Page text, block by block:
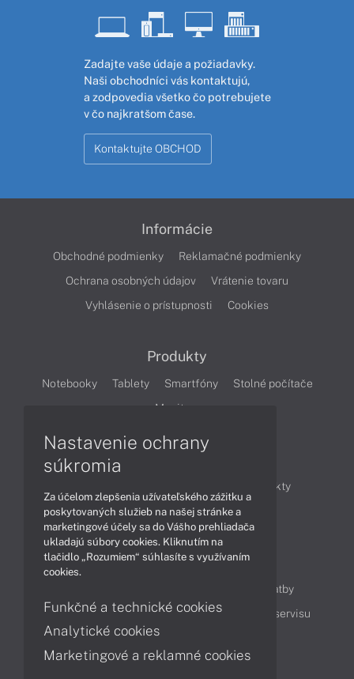
Zadajte vaše údaje a požiadavky.
Naši obchodníci vás kontaktujú,
a zodpovedia všetko čo potrebujete
v čo najkratšom čase.
Kontaktujte OBCHOD
Informácie
Obchodné podmienky
Reklamačné podmienky
Ochrana osobných údajov
Vrátenie tovaru
Vyhlásenie o prístupnosti
Cookies
Produkty
Notebooky Tablety Smartfóny
Stolné počítače
Monitory
Produkty
Technológie
Videá
Obsah
Možnosti doručenia a platby
Podpora a servis
Servisné služby Cenník servisu
Kontakty
Nastavenie ochrany
súkromia
Za účelom zlepšenia užívateľského zážitku a
poskytovaných služieb na našej stránke a
marketingové účely sa do Vášho prehliadača
ukladajú súbory cookies. Kliknutím na
tlačidlo „Rozumiem“ súhlasíte s využívaním
cookies.
Funkčné a technické cookies
Analytické cookies
Marketingové a reklamné cookies